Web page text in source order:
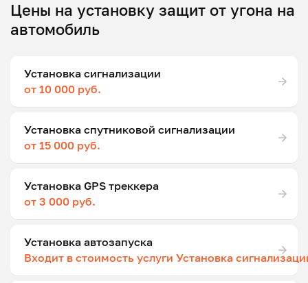
Цены на установку защит от угона на
автомобиль
Установка сигнализации
от 10 000 руб.
Установка спутниковой сигнализации
от 15 000 руб.
Установка GPS треккера
от 3 000 руб.
Установка автозапуска
Входит в стоимость услуги Установка